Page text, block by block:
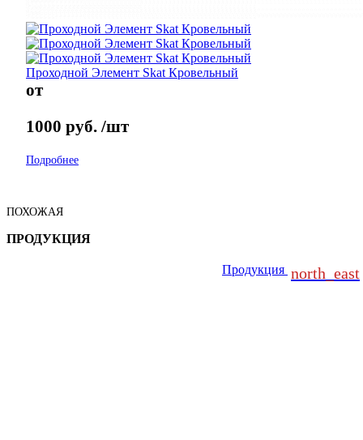
Проходной Элемент Skat Кровельный
от
1000 руб. /шт
Подробнее
ПОХОЖАЯ
ПРОДУКЦИЯ
Продукция north_east